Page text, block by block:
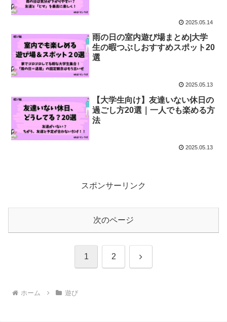
2025.05.14
雨の日の室内遊び場まとめ|大学
生の暇つぶしおすすめスポット20
選
2025.05.13
【大学生向け】友達いない休日の
過ごし方20選｜一人でも楽める方
法
2025.05.13
スポンサーリンク
次のページ
1 2 次
ホーム 遊び